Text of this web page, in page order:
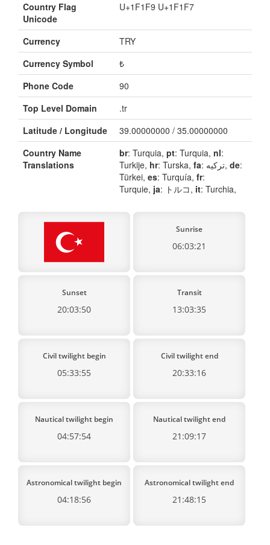
Country Flag
Unicode
U+1F1F9 U+1F1F7
Currency
TRY
Currency Symbol
₺
Phone Code
90
Top Level Domain
.tr
Latitude / Longitude
39.00000000 / 35.00000000
Country Name
Translations
br: Turquia, pt: Turquia, nl:
Turkije, hr: Turska, fa : ترکیه, de:
Türkei, es: Turquía, fr:
Turquie, ja: トルコ, it: Turchia,
Sunrise
06:03:21
Sunset
20:03:50
Transit
13:03:35
Civil twilight begin
05:33:55
Civil twilight end
20:33:16
Nautical twilight begin
04:57:54
Nautical twilight end
21:09:17
Astronomical twilight begin
04:18:56
Astronomical twilight end
21:48:15